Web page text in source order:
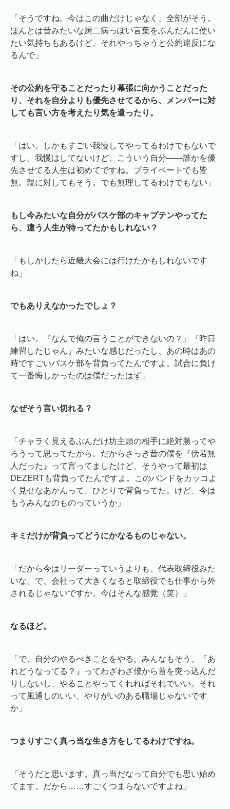
「そうですね。今はこの曲だけじゃなく、全部がそう。
ほんとは昔みたいな厨二病っぽい言葉をふんだんに使い
たい気持ちもあるけど、それやっちゃうと公約違反にな
るんで」
その公約を守ることだったり幕張に向かうことだった
り、それを自分よりも優先させてるから、メンバーに対
しても言い方を考えたり気を遣ったり。
「はい。しかもすごい我慢してやってるわけでもないで
すし。我慢はしてないけど、こういう自分――誰かを優
先させてる人生は初めてですね。プライベートでも皆
無。親に対してもそう。でも無理してるわけでもない」
もし今みたいな自分がバスケ部のキャプテンやってた
ら、違う人生が待ってたかもしれない？
「もしかしたら近畿大会には行けたかもしれないです
ね」
でもありえなかったでしょ？
「はい。『なんで俺の言うことができないの？』『昨日
練習したじゃん』みたいな感じだったし、あの時はあの
時ですごいバスケ部を背負ってたんですよ。試合に負け
て一番悔しかったのは僕だったはず」
なぜそう言い切れる？
「チャラく見えるぶんだけ坊主頭の相手に絶対勝ってや
ろうって思ってたから。だからさっき昔の僕を『傍若無
人だった』って言ってましたけど、そうやって最初は
DEZERTも背負ってたんですよ。このバンドをカッコよ
く見せなあかんって、ひとりで背負ってた。けど、今は
もうみんなのものっていうか」
キミだけが背負ってどうにかなるものじゃない。
「だから今はリーダーっていうよりも、代表取締役みた
いな。で、会社って大きくなると取締役でも仕事から外
されるじゃないですか。今はそんな感覚（笑）」
なるほど。
「で、自分のやるべきことをやる。みんなもそう。『あ
れどうなってる？』ってわざわざ僕から首を突っ込んだ
りしないし、やることやってくれればそれでいい。それ
って風通しのいい、やりがいのある職場じゃないです
か」
つまりすごく真っ当な生き方をしてるわけですね。
「そうだと思います。真っ当だなって自分でも思い始め
てます。だから……すごくつまらないですよね」